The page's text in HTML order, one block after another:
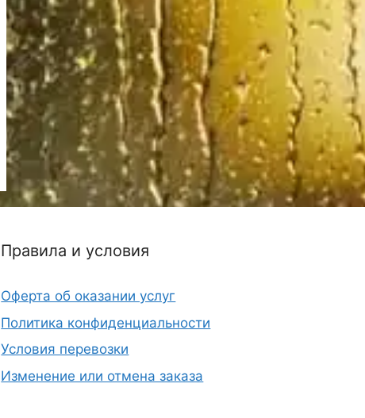
Правила и условия
Оферта об оказании услуг
Политика конфиденциальности
Условия перевозки
Изменение или отмена заказа